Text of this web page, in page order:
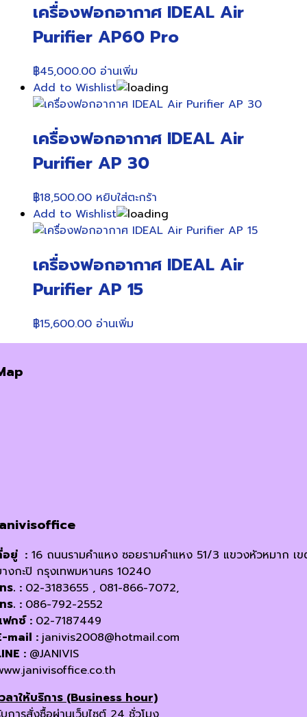
เครื่องฟอกอากาศ IDEAL Air
Purifier AP60 Pro
฿45,000.00 อ่านเพิ่ม
Add to Wishlist
เครื่องฟอกอากาศ IDEAL Air
Purifier AP 30
฿18,500.00 หยิบใส่ตะกร้า
Add to Wishlist
เครื่องฟอกอากาศ IDEAL Air
Purifier AP 15
฿15,600.00 อ่านเพิ่ม
อยู่ : 16 ถนนรามคำแหง ซอยรามคำแหง 51/3 แขวงหัวหมาก เ
งกะปิ กรุงเทพมหานคร 10240
ร. : 02-3183655 , 081-866-7072,
ร. : 086-792-2552
กซ์ : 02-7187449
mail : janivis2008@hotmail.com
: @JANIVIS
ลาให้บริการ (Business hour)